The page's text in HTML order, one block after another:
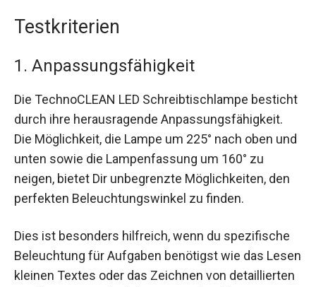
Testkriterien
1. Anpassungsfähigkeit
Die TechnoCLEAN LED Schreibtischlampe besticht
durch ihre herausragende Anpassungsfähigkeit.
Die Möglichkeit, die Lampe um 225° nach oben und
unten sowie die Lampenfassung um 160° zu
neigen, bietet Dir unbegrenzte Möglichkeiten, den
perfekten Beleuchtungswinkel zu finden.
Dies ist besonders hilfreich, wenn du spezifische
Beleuchtung für Aufgaben benötigst wie das Lesen
kleinen Textes oder das Zeichnen von detaillierten